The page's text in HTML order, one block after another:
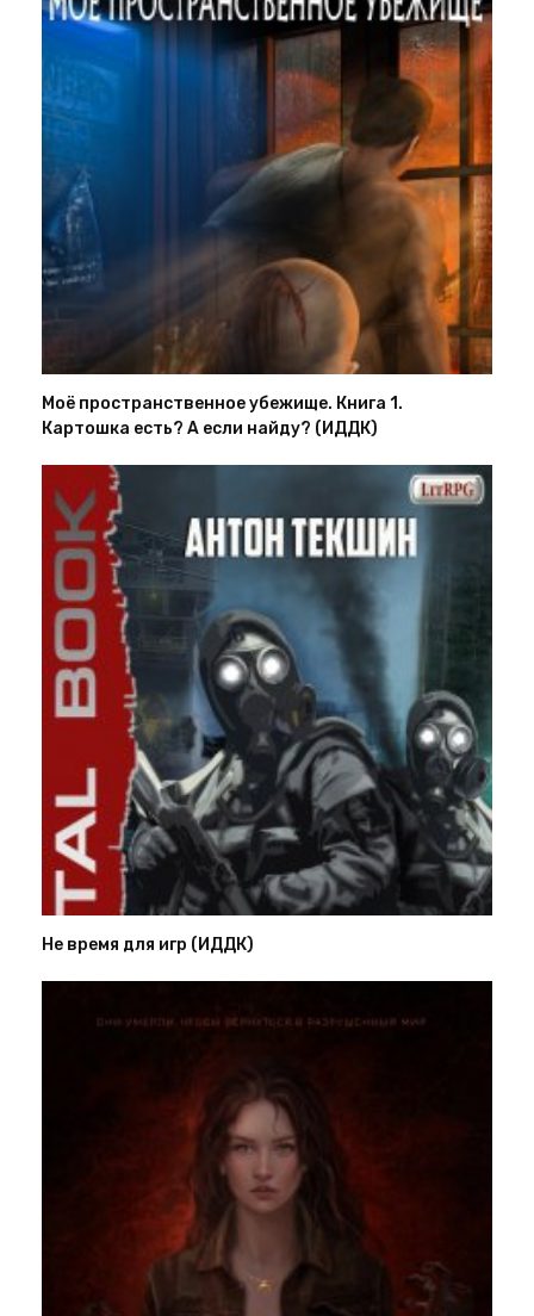
Моё пространственное убежище. Книга 1.
Картошка есть? А если найду? (ИДДК)
Не время для игр (ИДДК)